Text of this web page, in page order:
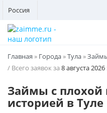
Россия
Главная » Города»Тула»
/ Всего заявок за 8 августа 2026
Займы с плохой
историей в Туле